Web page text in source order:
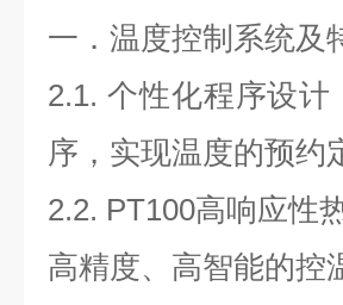
一．温度控制系统及
2.1. 个性化程序设
序，实现温度的预约
2.2. PT100高响应性
高精度、高智能的控